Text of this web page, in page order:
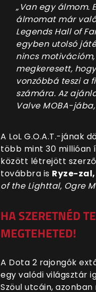
„Van egy álmom.
álmomat már
Legends Hall of
egyben utolsó
nincs
megkeresett,
vonzóbbá teszi a
számára. Az
Valve MOBA-
A LoL G.O.A.T.-jának
több mint 30 millióan
között létrejött
továbbra is Ryze-
of the Lighttal, Ogre
HA SZERETNÉD
MEGTEHETED!
A Dota 2 rajongók
egy valódi világsztár
Szöul utcáin,